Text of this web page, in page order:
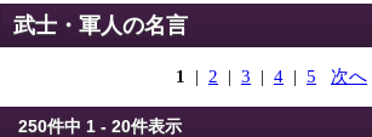
武士・軍人の名言
1 | 2 | 3 | 4 | 5 次へ
250件中 1 - 20件表示